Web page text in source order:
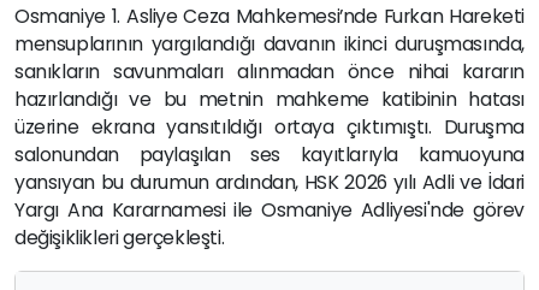
Osmaniye 1. Asliye Ceza Mahkemesi’nde Furkan Hareketi
mensuplarının yargılandığı davanın ikinci duruşmasında,
sanıkların savunmaları alınmadan önce nihai kararın
hazırlandığı ve bu metnin mahkeme katibinin hatası
üzerine ekrana yansıtıldığı ortaya çıktımıştı. Duruşma
salonundan paylaşılan ses kayıtlarıyla kamuoyuna
yansıyan bu durumun ardından, HSK 2026 yılı Adli ve İdari
Yargı Ana Kararnamesi ile Osmaniye Adliyesi'nde görev
değişiklikleri gerçekleşti.